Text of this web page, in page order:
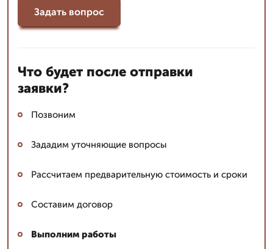
Задать вопрос
Что будет после отправки
заявки?
Позвоним
Зададим уточняющие вопросы
Рассчитаем предварительную стоимость и сроки
Составим договор
Выполним работы